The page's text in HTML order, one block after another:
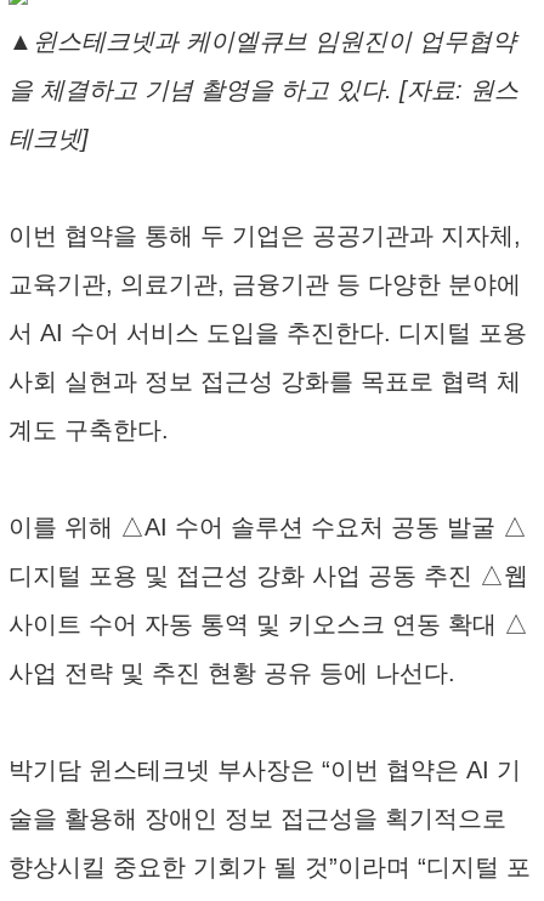
▲윈스테크넷과 케이엘큐브 임원진이 업무협약
을 체결하고 기념 촬영을 하고 있다. [자료: 원스
테크넷]
이번 협약을 통해 두 기업은 공공기관과 지자체,
교육기관, 의료기관, 금융기관 등 다양한 분야에
서 AI 수어 서비스 도입을 추진한다. 디지털 포용
사회 실현과 정보 접근성 강화를 목표로 협력 체
계도 구축한다.
이를 위해 △AI 수어 솔루션 수요처 공동 발굴 △
디지털 포용 및 접근성 강화 사업 공동 추진 △웹
사이트 수어 자동 통역 및 키오스크 연동 확대 △
사업 전략 및 추진 현황 공유 등에 나선다.
박기담 윈스테크넷 부사장은 “이번 협약은 AI 기
술을 활용해 장애인 정보 접근성을 획기적으로
향상시킬 중요한 기회가 될 것”이라며 “디지털 포